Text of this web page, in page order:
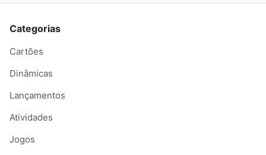
Categorias
Cartões
Dinâmicas
Lançamentos
Atividades
Jogos